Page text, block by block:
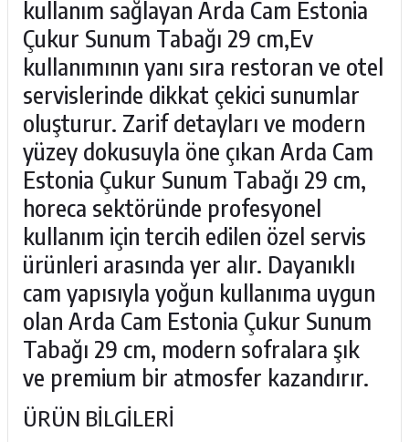
kullanım sağlayan Arda Cam Estonia
Çukur Sunum Tabağı 29 cm,Ev
kullanımının yanı sıra restoran ve otel
servislerinde dikkat çekici sunumlar
oluşturur. Zarif detayları ve modern
yüzey dokusuyla öne çıkan Arda Cam
Estonia Çukur Sunum Tabağı 29 cm,
horeca sektöründe profesyonel
kullanım için tercih edilen özel servis
ürünleri arasında yer alır. Dayanıklı
cam yapısıyla yoğun kullanıma uygun
olan Arda Cam Estonia Çukur Sunum
Tabağı 29 cm, modern sofralara şık
ve premium bir atmosfer kazandırır.
ÜRÜN BİLGİLERİ